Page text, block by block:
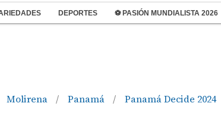
DEPORTES ⚽ PASIÓN MUNDIALISTA 2026
Molirena / Panamá / Panamá Decide 2024